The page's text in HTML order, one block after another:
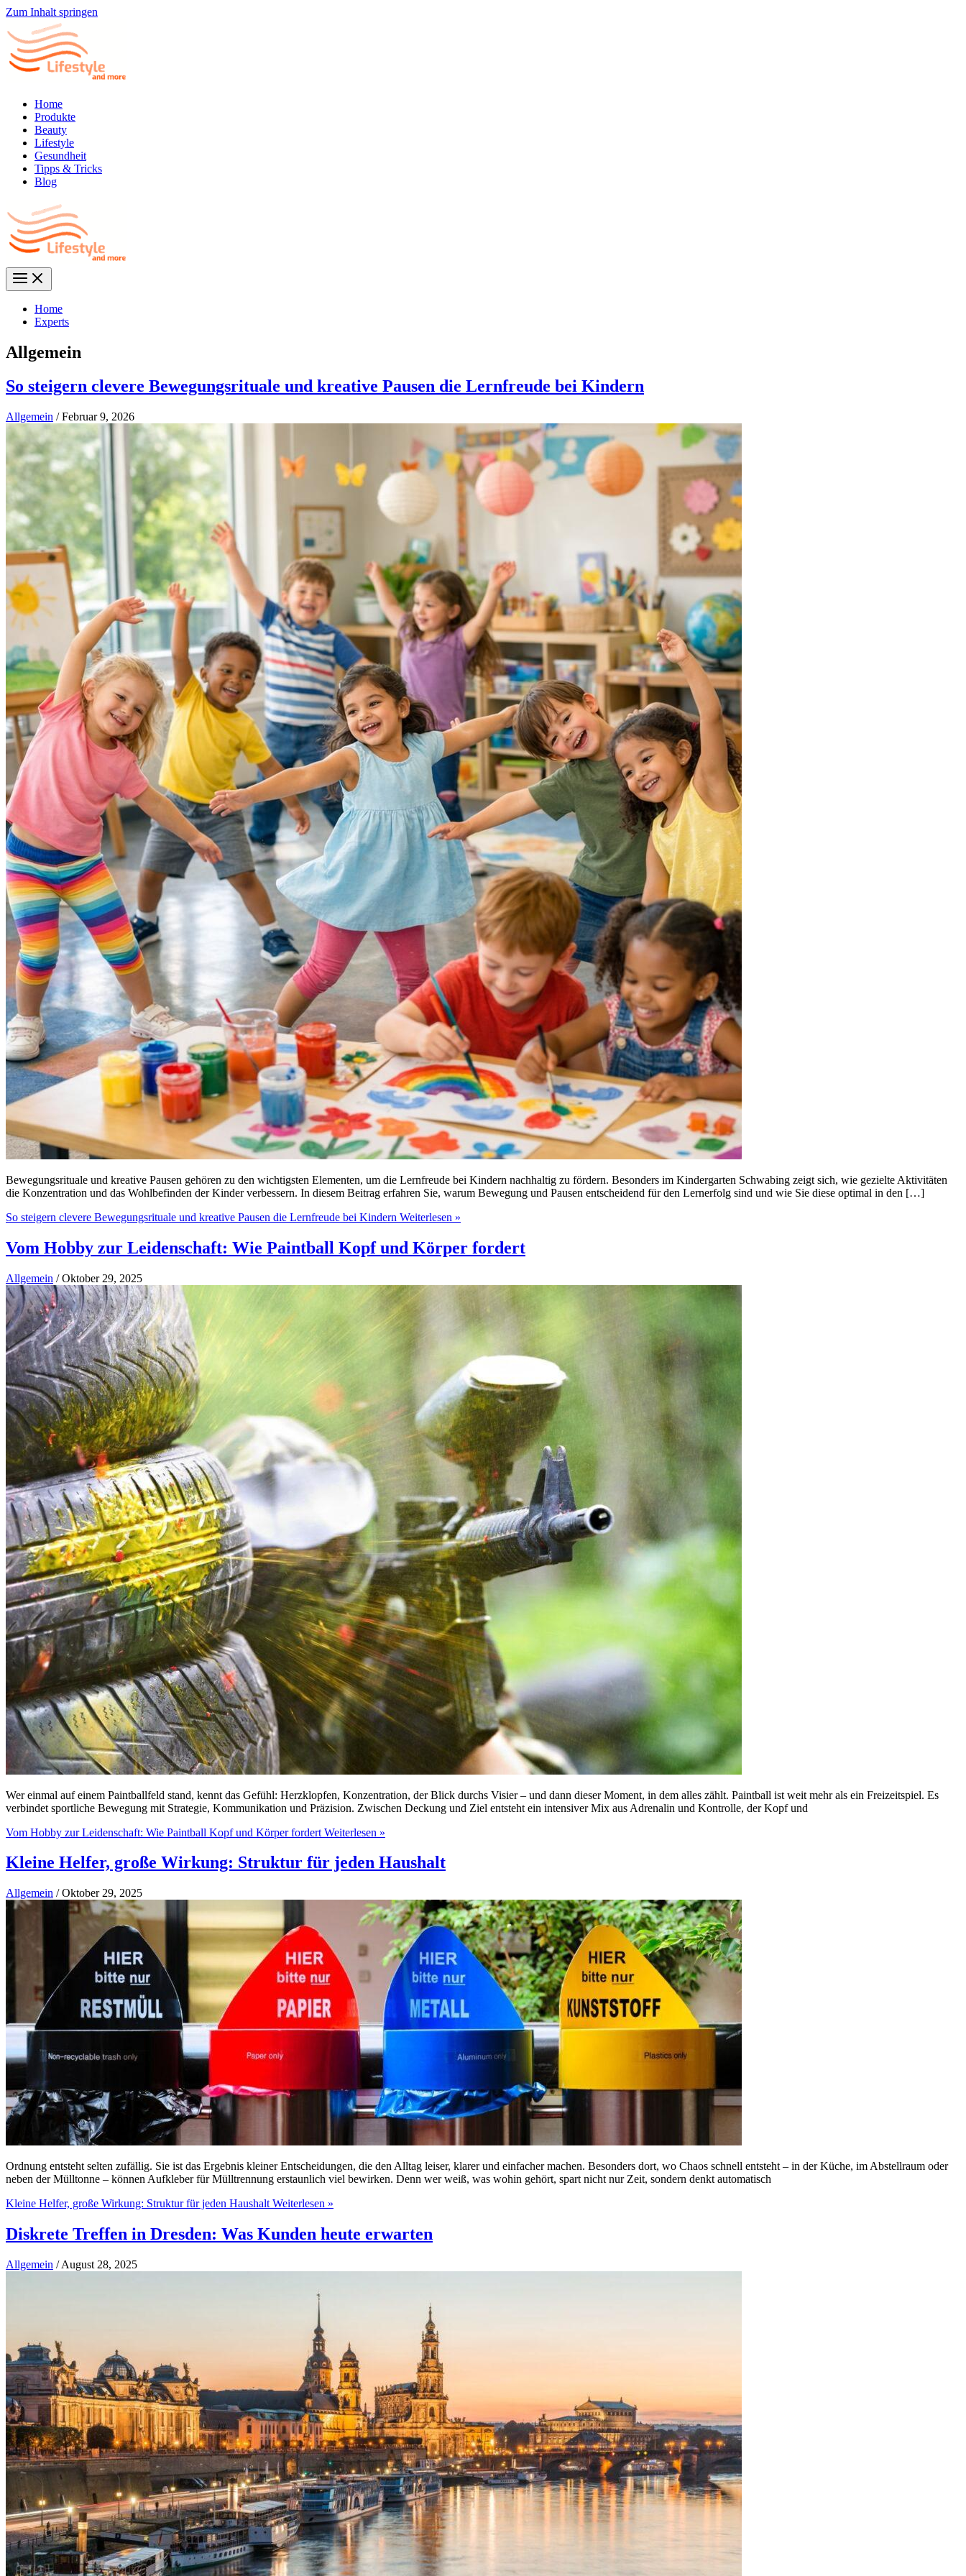
Zum Inhalt springen
Home
Produkte
Beauty
Lifestyle
Gesundheit
Tipps & Tricks
Blog
Home
Experts
Allgemein
So steigern clevere Bewegungsrituale und kreative Pausen die Lernfreude bei Kindern
Allgemein /Februar 9, 2026
Bewegungsrituale und kreative Pausen gehören zu den wichtigsten Elementen, um die Lernfreude bei Kindern nachhaltig zu fördern. Besonders im Kindergarten Schwabing zeigt sich, wie gezielte Aktivitäten
die Konzentration und das Wohlbefinden der Kinder verbessern. In diesem Beitrag erfahren Sie, warum Bewegung und Pausen entscheidend für den Lernerfolg sind und wie Sie diese optimal in den […]
So steigern clevere Bewegungsrituale und kreative Pausen die Lernfreude bei Kindern Weiterlesen »
Vom Hobby zur Leidenschaft: Wie Paintball Kopf und Körper fordert
Allgemein /Oktober 29, 2025
Wer einmal auf einem Paintballfeld stand, kennt das Gefühl: Herzklopfen, Konzentration, der Blick durchs Visier – und dann dieser Moment, in dem alles zählt. Paintball ist weit mehr als ein Freizeitspiel. Es
verbindet sportliche Bewegung mit Strategie, Kommunikation und Präzision. Zwischen Deckung und Ziel entsteht ein intensiver Mix aus Adrenalin und Kontrolle, der Kopf und
Vom Hobby zur Leidenschaft: Wie Paintball Kopf und Körper fordert Weiterlesen »
Kleine Helfer, große Wirkung: Struktur für jeden Haushalt
Allgemein /Oktober 29, 2025
Ordnung entsteht selten zufällig. Sie ist das Ergebnis kleiner Entscheidungen, die den Alltag leiser, klarer und einfacher machen. Besonders dort, wo Chaos schnell entsteht – in der Küche, im Abstellraum oder
neben der Mülltonne – können Aufkleber für Mülltrennung erstaunlich viel bewirken. Denn wer weiß, was wohin gehört, spart nicht nur Zeit, sondern denkt automatisch
Kleine Helfer, große Wirkung: Struktur für jeden Haushalt Weiterlesen »
Diskrete Treffen in Dresden: Was Kunden heute erwarten
Allgemein /August 28, 2025